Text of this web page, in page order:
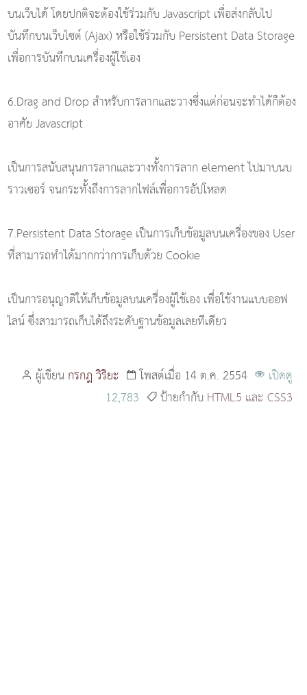
บนเว็บได้ โดยปกติจะต้องใช้ร่วมกับ Javascript เพื่อส่งกลับไป
บันทึกบนเว็บไซต์ (Ajax) หรือใช้ร่วมกับ Persistent Data Storage
เพื่อการบันทึกบนเครื่องผู้ใช้เอง
6.Drag and Drop สำหรับการลากและวางซึ่งแต่ก่อนจะทำได้ก็ต้อง
อาศัย Javascript
เป็นการสนับสนุนการลากและวางทั้งการลาก element ไปมาบนบ
ราวเซอร์ จนกระทั้งถึงการลากไฟล์เพื่อการอัปโหลด
7.Persistent Data Storage เป็นการเก็บข้อมูลบนเครื่องของ User
ที่สามารถทำได้มากกว่าการเก็บด้วย Cookie
เป็นการอนุญาติให้เก็บข้อมูลบนเครื่องผู้ใช้เอง เพื่อใช้งานแบบออฟ
ไลน์ ซึ่งสามารถเก็บได้ถึงระดับฐานข้อมูลเลยทีเดียว
ผู้เขียนกรกฎ วิริยะ โพสต์เมื่อ 14 ต.ค. 2554
เปิดดู
12,783
ป้ายกำกับ HTML5 และ CSS3